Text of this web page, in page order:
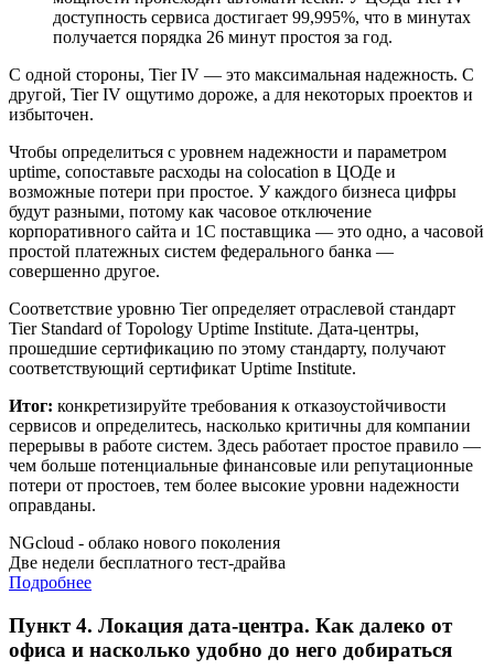
доступность сервиса достигает 99,995%, что в минутах
получается порядка 26 минут простоя за год.
С одной стороны, Tier IV — это максимальная надежность. С
другой, Tier IV ощутимо дороже, а для некоторых проектов и
избыточен.
Чтобы определиться с уровнем надежности и параметром
uptime, сопоставьте расходы на colocation в ЦОДе и
возможные потери при простое. У каждого бизнеса цифры
будут разными, потому как часовое отключение
корпоративного сайта и 1С поставщика — это одно, а часовой
простой платежных систем федерального банка —
совершенно другое.
Соответствие уровню Tier определяет отраслевой стандарт
Tier Standard of Topology Uptime Institute. Дата-центры,
прошедшие сертификацию по этому стандарту, получают
соответствующий сертификат Uptime Institute.
Итог: конкретизируйте требования к отказоустойчивости
сервисов и определитесь, насколько критичны для компании
перерывы в работе систем. Здесь работает простое правило —
чем больше потенциальные финансовые или репутационные
потери от простоев, тем более высокие уровни надежности
оправданы.
NGcloud - облако нового поколения
Две недели бесплатного тест-драйва
Подробнее
Пункт 4. Локация дата-центра. Как далеко от
офиса и насколько удобно до него добираться